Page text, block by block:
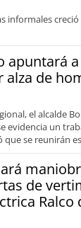
informales
apuntará
alza de
el alcalde
evidencia un
se reunirán
de
Ralco